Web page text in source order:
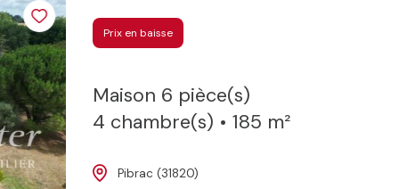
Prix en baisse
maison 6 pièce(s)
4 chambre(s)
185 m²
Pibrac (31820)